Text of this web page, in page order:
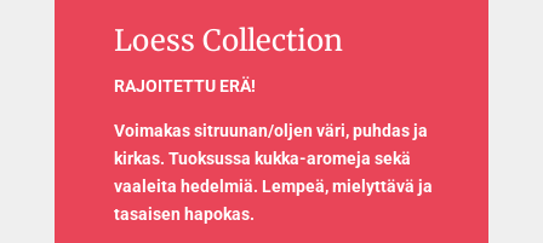
Loess Collection
RAJOITETTU ERÄ!
Voimakas sitruunan/oljen väri, puhdas ja
kirkas. Tuoksussa kukka-aromeja sekä
vaaleita hedelmiä. Lempeä, mielyttävä ja
tasaisen hapokas.